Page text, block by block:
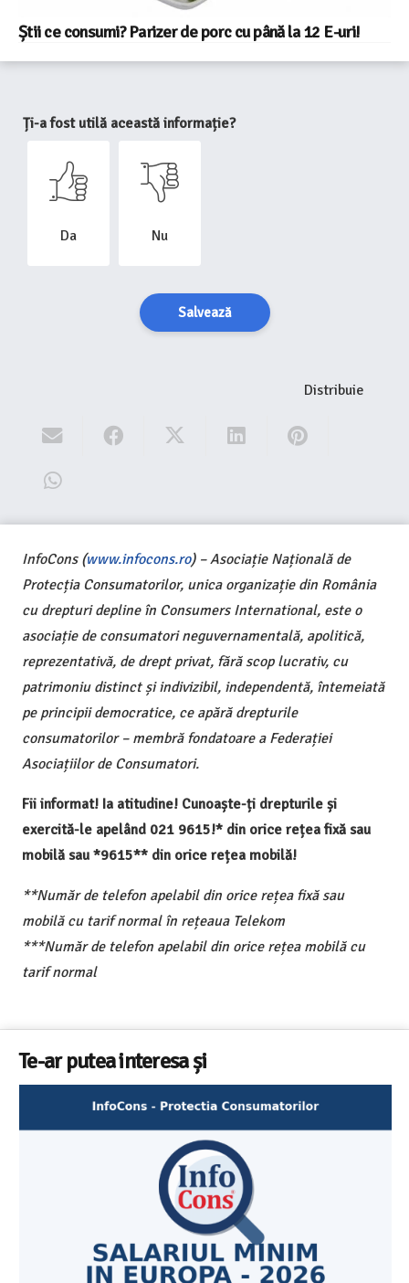
Știi ce consumi? Parizer de porc cu până la 12 E-uri!
Ți-a fost utilă această informație?
Da Nu
Salvează
Distribuie
InfoCons (www.infocons.ro) – Asociație Națională de
Protecția Consumatorilor, unica organizație din România
cu drepturi depline în Consumers International, este o
asociație de consumatori neguvernamentală, apolitică,
reprezentativă, de drept privat, fără scop lucrativ, cu
patrimoniu distinct și indivizibil, independentă, întemeiată
pe principii democratice, ce apără drepturile
consumatorilor – membră fondatoare a Federației
Asociațiilor de Consumatori.
Fii informat! Ia atitudine! Cunoaște-ți drepturile și
exercită-le apelând 021 9615!* din orice rețea fixă sau
mobilă sau *9615** din orice rețea mobilă!
**Număr de telefon apelabil din orice rețea fixă sau
mobilă cu tarif normal în rețeaua Telekom
***Număr de telefon apelabil din orice rețea mobilă cu
tarif normal
Te-ar putea interesa și